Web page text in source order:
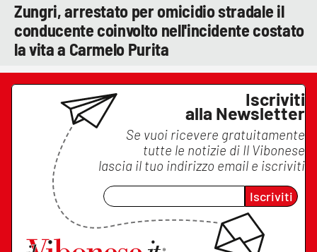
Zungri, arrestato per omicidio stradale il
conducente coinvolto nell'incidente costato
la vita a Carmelo Purita
Iscriviti
alla Newsletter
Se vuoi ricevere gratuitamente
tutte le notizie di Il Vibonese
lascia il tuo indirizzo email e iscriviti
Iscriviti